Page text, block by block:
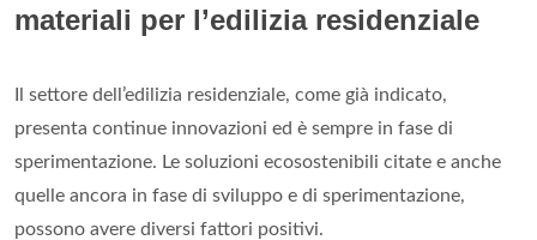
materiali per l’edilizia residenziale
Il settore dell’edilizia residenziale, come già indicato,
presenta continue innovazioni ed è sempre in fase di
sperimentazione. Le soluzioni ecosostenibili citate e anche
quelle ancora in fase di sviluppo e di sperimentazione,
possono avere diversi fattori positivi.